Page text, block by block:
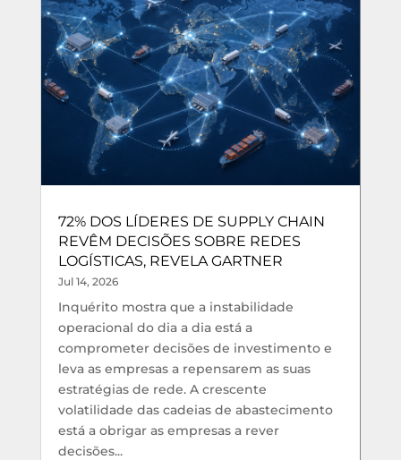
72% DOS LÍDERES DE SUPPLY CHAIN
REVÊM DECISÕES SOBRE REDES
LOGÍSTICAS, REVELA GARTNER
Jul 14, 2026
Inquérito mostra que a instabilidade
operacional do dia a dia está a
comprometer decisões de investimento e
leva as empresas a repensarem as suas
estratégias de rede. A crescente
volatilidade das cadeias de abastecimento
está a obrigar as empresas a rever
decisões...